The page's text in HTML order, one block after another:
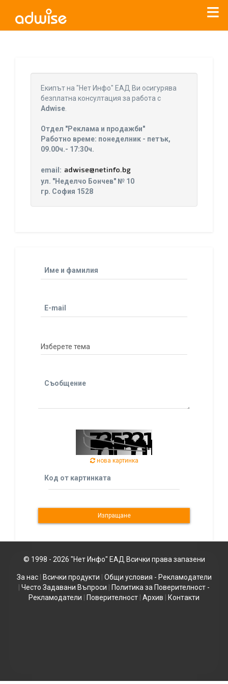
Уважаеми рекламодатели, с настоящото съобщение
бихме искали да Ви уведомим, че „Нет Инфо“ ЕАД (
прекратява услугата Adwiseсчитано от
г
Eкипът на "Нет Инфо" ЕАД Ви осигурява
безплатна консултация за работа с
Adwise.
Отдел "Реклама и продажби"
Работно време: понеделник - петък,
09.00ч.- 17:30ч.
email:
ул. "Неделчо Бончев" № 10
гр. София 1528
Име и фамилия
E-mail
Съобщение
нова картинка
Код от картинката
© 1998 - 2026 "Нет Инфо" ЕАД Всички права запазени
За нас| Всички продукти
Общи условия - Рекламодатели
Често Задавани Въпроси
Политика за Поверителност -
Рекламодатели
Поверителност Архив Контакти